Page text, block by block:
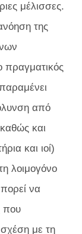
μέλισσες.
της
από
και
και ιοί)
λοιμογόνο
να
που
με τη